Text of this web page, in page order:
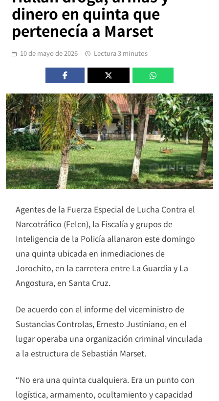
dinero en quinta que
pertenecía a Marset
10 de mayo de 2026 Lectura 3 minutos
Agentes de la Fuerza Especial de Lucha Contra el
Narcotráfico (Felcn), la Fiscalía y grupos de
Inteligencia de la Policía allanaron este domingo
una quinta ubicada en inmediaciones de
Jorochito, en la carretera entre La Guardia y La
Angostura, en Santa Cruz.
De acuerdo con el informe del viceministro de
Sustancias Controlas, Ernesto Justiniano, en el
lugar operaba una organización criminal vinculada
a la estructura de Sebastián Marset.
“No era una quinta cualquiera. Era un punto con
logística, armamento, ocultamiento y capacidad